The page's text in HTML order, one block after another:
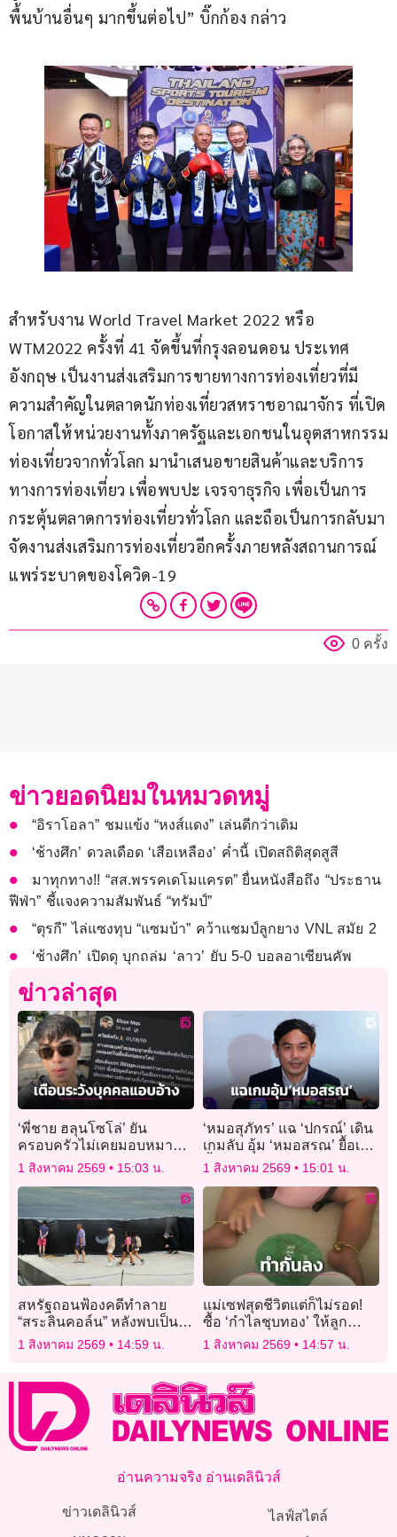
พื้นบ้านอื่นๆ มากขึ้นต่อไป” บิ๊กก้อง กล่าว
สำหรับงาน World Travel Market 2022 หรือ
WTM2022 ครั้งที่ 41 จัดขึ้นที่กรุงลอนดอน ประเทศ
อังกฤษ เป็นงานส่งเสริมการขายทางการท่องเที่ยวที่มี
ความสำคัญในตลาดนักท่องเที่ยวสหราชอาณาจักร ที่เปิด
โอกาสให้หน่วยงานทั้งภาครัฐและเอกชนในอุตสาหกรรม
ท่องเที่ยวจากทั่วโลก มานำเสนอขายสินค้าและบริการ
ทางการท่องเที่ยว เพื่อพบปะ เจรจาธุรกิจ เพื่อเป็นการ
กระตุ้นตลาดการท่องเที่ยวทั่วโลก และถือเป็นการกลับมา
จัดงานส่งเสริมการท่องเที่ยวอีกครั้งภายหลังสถานการณ์
แพร่ระบาดของโควิด-19
0 ครั้ง
ข่าวยอดนิยมในหมวดหมู่
“อิราโอลา” ชมแข้ง “หงส์แดง” เล่นดีกว่าเดิม
‘ช้างศึก’ ดวลเดือด ‘เสือเหลือง’ ค่ำนี้ เปิดสถิติสุดสูสี
มาทุกทาง!! “สส.พรรคเดโมแครต” ยื่นหนังสือถึง “ประธาน
ฟีฟ่า” ชี้แจงความสัมพันธ์ “ทรัมป์”
“ตุรกี” ไล่แซงทุบ “แซมบ้า” คว้าแชมป์ลูกยาง VNL สมัย 2
‘ช้างศึก’ เปิดดุ บุกถล่ม ‘ลาว’ ยับ 5-0 บอลอาเซียนคัพ
ข่าวล่าสุด
‘พี่ชาย ฮลุนโซโล่’ ยัน
ครอบครัวไม่เคยมอบหมาย
ใครเปิดรับบริจาค หลังพบ
1 สิงหาคม 2569 15:03 น.
‘หมอสุภัทร’ แฉ ‘ปกรณ์’ เดิน
เกมลับ อุ้ม ‘หมอสรณ’ ยื้อเก้า
อี้ประธานกสทช.
1 สิงหาคม 2569 15:01 น.
สหรัฐถอนฟ้องคดีทำลาย
“สระลินคอล์น” หลังพบเป็น
ความผิดผู้รับเหมาแต่แรก
1 สิงหาคม 2569 14:59 น.
แม่เซฟสุดชีวิตแต่ก็ไม่รอด!
ซื้อ ‘กำไลชุบทอง’ ให้ลูก
เพราะกลัวโจร สุดท้ายถูกฉก
1 สิงหาคม 2569 14:57 น.
อ่านความจริง อ่านเดลินิวส์
ข่าวเดลินิวส์
ไลฟ์สไตล์